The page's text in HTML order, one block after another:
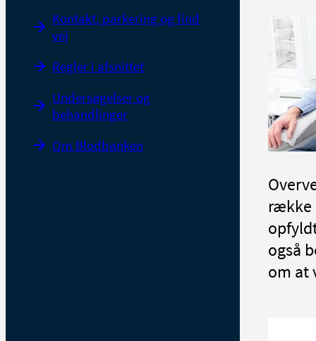
Kontakt, parkering og find
vej
Regler i afsnittet
Undersøgelser og
behandlinger
Om Blodbanken
række
også
om at